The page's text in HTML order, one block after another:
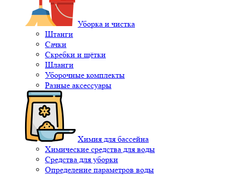
Уборка и чистка
Штанги
Сачки
Скребки и щётки
Шланги
Уборочные комплекты
Разные аксессуары
Химия для бассейна
Химические средства для воды
Средства для уборки
Определение параметров воды